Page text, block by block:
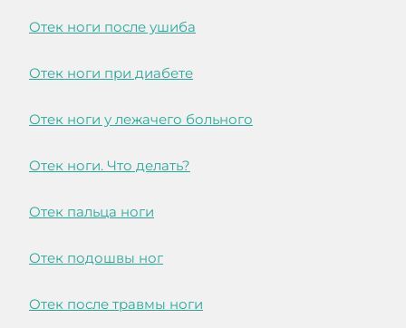
Отек ноги после ушиба
Отек ноги при диабете
Отек ноги у лежачего больного
Отек ноги. Что делать?
Отек пальца ноги
Отек подошвы ног
Отек после травмы ноги